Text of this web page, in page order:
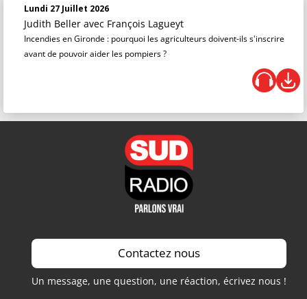
Lundi 27 Juillet 2026
Judith Beller avec François Lagueyt
Incendies en Gironde : pourquoi les agriculteurs doivent-ils s'inscrire
avant de pouvoir aider les pompiers ?
Contactez nous
Un message, une question, une réaction, écrivez nous !